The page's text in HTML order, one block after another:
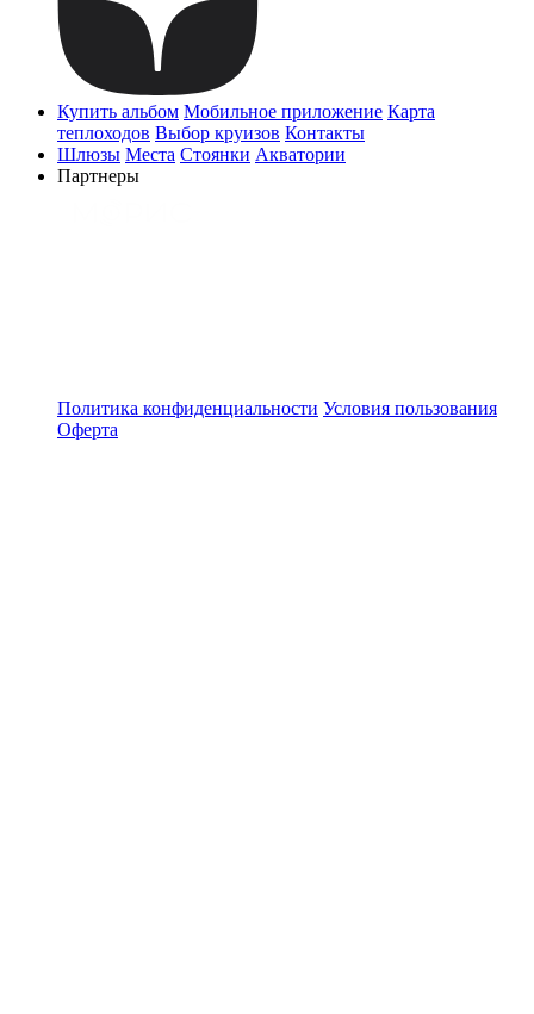
Купить альбом Мобильное приложение Карта
теплоходов Выбор круизов Контакты
Шлюзы Места Стоянки Акватории
Партнеры
Политика конфиденциальности Условия пользования
Оферта